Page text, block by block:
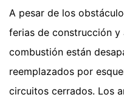
A pesar de los
ferias de construcción y
combustión están
reemplazados por
circuitos cerrados. Los